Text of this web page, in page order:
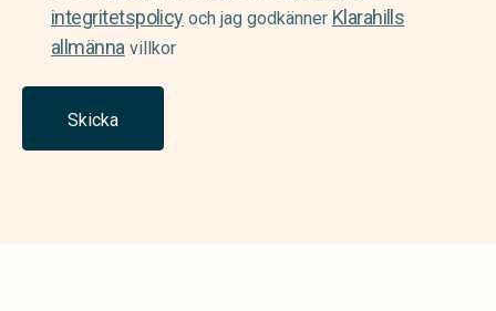
integritetspolicyoch jag godkänner Klarahills
allmännavillkor
Skicka